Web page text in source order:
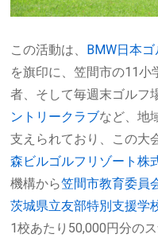
この活動は、
BMW日本
を旗印に、笠間市の11
者、そして毎週末ゴルフ
ントリークラブなど、地
支えられており、この大
森ビルゴルフリゾート株
機構から笠間市教育委員
茨城県立友部特別支援学
1校あたり50,000円分の